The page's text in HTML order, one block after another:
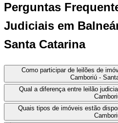
Perguntas
Judiciais em
Santa Catarina
Como participar de leilões de
Camboriú -
Qual a diferença entre leilão
Quais tipos de imóveis estão